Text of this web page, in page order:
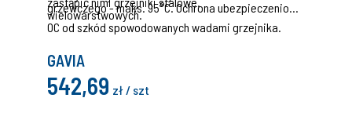
wielowarstwowych.
grzewczego - maks. 95°C. Ochrona ubezpieczeniowa
OC od szkód spowodowanych wadami grzejnika.
GAVIA
542,69 zł / szt